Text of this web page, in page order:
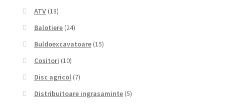
ATV (18)
Balotiere (24)
Buldoexcavatoare (15)
Cositori (10)
Disc agricol (7)
Distribuitoare ingrasaminte (5)